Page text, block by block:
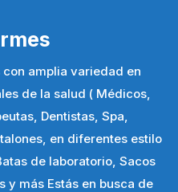
amplia variedad en
de la salud ( Médicos,
Dentistas, Spa,
en diferentes estilo
de laboratorio, Sacos
y más Estás en busca de